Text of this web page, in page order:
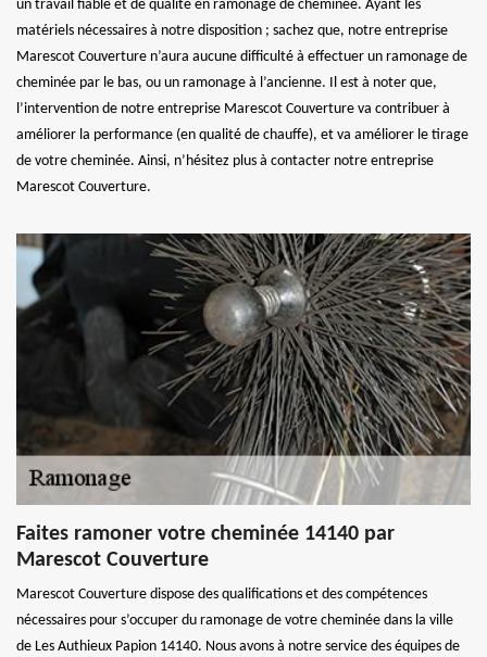
un travail fiable et de qualité en ramonage de cheminée. Ayant les
matériels nécessaires à notre disposition ; sachez que, notre entreprise
Marescot Couverture n’aura aucune difficulté à effectuer un ramonage de
cheminée par le bas, ou un ramonage à l’ancienne. Il est à noter que,
l’intervention de notre entreprise Marescot Couverture va contribuer à
améliorer la performance (en qualité de chauffe), et va améliorer le tirage
de votre cheminée. Ainsi, n’hésitez plus à contacter notre entreprise
Marescot Couverture.
Faites ramoner votre cheminée 14140 par
Marescot Couverture
Marescot Couverture dispose des qualifications et des compétences
nécessaires pour s’occuper du ramonage de votre cheminée dans la ville
de Les Authieux Papion 14140. Nous avons à notre service des équipes de